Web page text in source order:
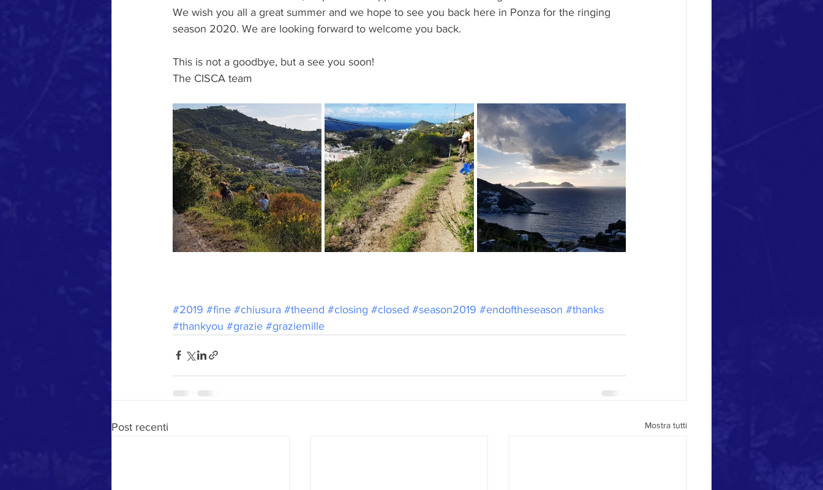
We wish you all a great summer and we hope to see you back here in Ponza for the ringing
season 2020. We are looking forward to welcome you back.
This is not a goodbye, but a see you soon!
The CISCA team
#2019 #fine #chiusura #theend #closing #closed #season2019 #endoftheseason #thanks
#thankyou #grazie #graziemille
Post recenti Mostra tutti